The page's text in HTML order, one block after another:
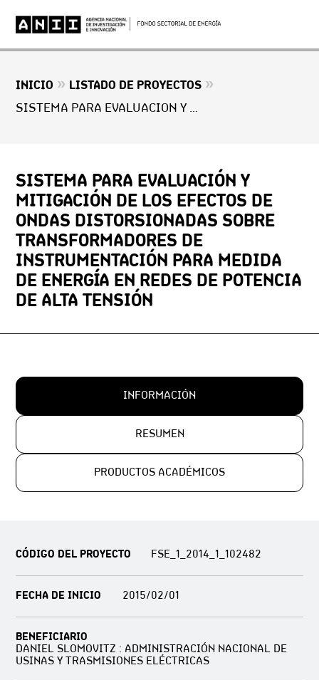
INICIO » LISTADO DE PROYECTOS »
SISTEMA PARA EVALUACIÓN Y MITIGACIÓN DE LOS EFECTOS DE ONDAS DISTORSIONADAS SOBRE TRANSFORMADORES DE INSTRUMENTACIÓN PARA MEDIDA DE ENERGÍA EN REDES DE POTENCIA DE ALTA TENSIÓN
SISTEMA PARA EVALUACIÓN Y
MITIGACIÓN DE LOS EFECTOS DE
ONDAS DISTORSIONADAS SOBRE
TRANSFORMADORES DE
INSTRUMENTACIÓN PARA MEDIDA
DE ENERGÍA EN REDES DE POTENCIA
DE ALTA TENSIÓN
INFORMACIÓN
RESUMEN
PRODUCTOS ACADÉMICOS
CÓDIGO DEL PROYECTO FSE_1_2014_1_102482
FECHA DE INICIO 2015/02/01
BENEFICIARIO
DANIEL SLOMOVITZ : ADMINISTRACIÓN NACIONAL DE
USINAS Y TRASMISIONES ELÉCTRICAS